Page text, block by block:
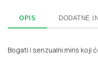
OPIS DODATNE
Bogati i senzualni miris koji